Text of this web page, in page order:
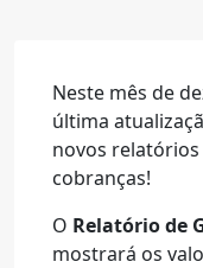
Neste mês de
última
novos relatórios
cobranças!
O Relatório de
mostrará os